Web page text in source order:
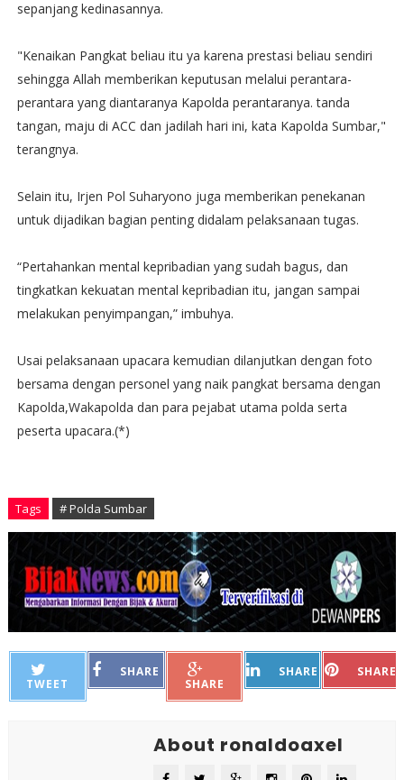
sepanjang kedinasannya.
"Kenaikan Pangkat beliau itu ya karena prestasi beliau sendiri
sehingga Allah memberikan keputusan melalui perantara-
perantara yang diantaranya Kapolda perantaranya. tanda
tangan, maju di ACC dan jadilah hari ini, kata Kapolda Sumbar,"
terangnya.
Selain itu, Irjen Pol Suharyono juga memberikan penekanan
untuk dijadikan bagian penting didalam pelaksanaan tugas.
“Pertahankan mental kepribadian yang sudah bagus, dan
tingkatkan kekuatan mental kepribadian itu, jangan sampai
melakukan penyimpangan,” imbuhya.
Usai pelaksanaan upacara kemudian dilanjutkan dengan foto
bersama dengan personel yang naik pangkat bersama dengan
Kapolda,Wakapolda dan para pejabat utama polda serta
peserta upacara.(*)
Tags # Polda Sumbar
TWEET
SHARE
SHARE
SHARE SHARE
About ronaldoaxel